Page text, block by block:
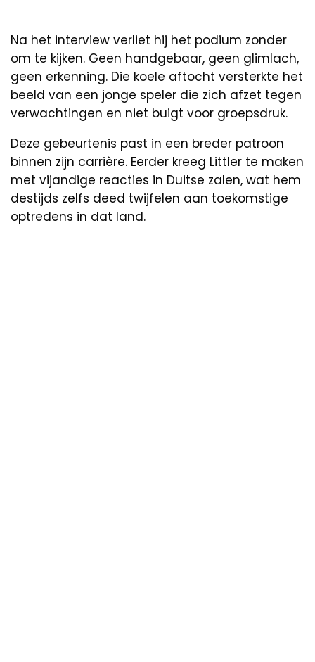
Na het interview verliet hij het podium zonder
om te kijken. Geen handgebaar, geen glimlach,
geen erkenning. Die koele aftocht versterkte het
beeld van een jonge speler die zich afzet tegen
verwachtingen en niet buigt voor groepsdruk.
Deze gebeurtenis past in een breder patroon
binnen zijn carrière. Eerder kreeg Littler te maken
met vijandige reacties in Duitse zalen, wat hem
destijds zelfs deed twijfelen aan toekomstige
optredens in dat land.